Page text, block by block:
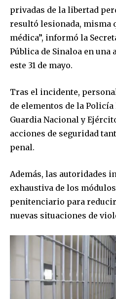
privadas de la libertad
resultó lesionada, misma
médica”, informó la
Pública de Sinaloa en
este 31 de mayo.
Tras el incidente,
de elementos de la
Guardia Nacional y
acciones de seguridad
penal.
Además, las autoridades
exhaustiva de los
penitenciario para
nuevas situaciones de